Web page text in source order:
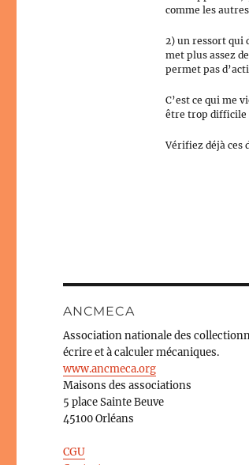
comme les
2) un ressort qui
met plus assez
permet pas
C’est ce qui me
être trop difficile
Vérifiez déjà ces
ANCMECA
Association nationale des
écrire et à calculer mécaniques.
www.ancmeca.org
Maisons des associations
5 place Sainte Beuve
45100 Orléans
CGU